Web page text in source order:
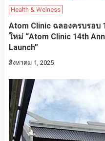
Health & Welness
Atom Clinic ฉลองครบรอ
ใหม่ “Atom Clinic 14th
Launch”
สิงหาคม 1, 2025